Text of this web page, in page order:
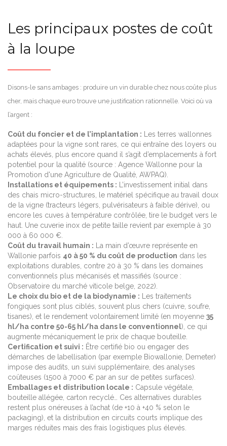
Les principaux postes de coût
à la loupe
Disons-le sans ambages : produire un vin durable chez nous coûte plus
cher, mais chaque euro trouve une justification rationnelle. Voici où va
l’argent :
Coût du foncier et de l’implantation : Les terres wallonnes
adaptées pour la vigne sont rares, ce qui entraîne des loyers ou
achats élevés, plus encore quand il s’agit d’emplacements à fort
potentiel pour la qualité (source : Agence Wallonne pour la
Promotion d'une Agriculture de Qualité, AWPAQ).
Installations et équipements : L’investissement initial dans
des chais micro-structures, le matériel spécifique au travail doux
de la vigne (tracteurs légers, pulvérisateurs à faible dérive), ou
encore les cuves à température contrôlée, tire le budget vers le
haut. Une cuverie inox de petite taille revient par exemple à 30
000 à 60 000 €.
Coût du travail humain : La main d’œuvre représente en
Wallonie parfois 40 à 50 % du coût de production dans les
exploitations durables, contre 20 à 30 % dans les domaines
conventionnels plus mécanisés et massifiés (source :
Observatoire du marché viticole belge, 2022).
Le choix du bio et de la biodynamie : Les traitements
fongiques sont plus ciblés, souvent plus chers (cuivre, soufre,
tisanes), et le rendement volontairement limité (en moyenne 35
hl/ha contre 50-65 hl/ha dans le conventionnel), ce qui
augmente mécaniquement le prix de chaque bouteille.
Certification et suivi : Être certifié bio ou engager des
démarches de labellisation (par exemple Biowallonie, Demeter)
impose des audits, un suivi supplémentaire, des analyses
coûteuses (1500 à 7000 € par an sur de petites surfaces).
Emballages et distribution locale : Capsule végétale,
bouteille allégée, carton recyclé… Ces alternatives durables
restent plus onéreuses à l’achat (de +10 à +40 % selon le
packaging), et la distribution en circuits courts implique des
marges réduites mais des frais logistiques plus élevés.